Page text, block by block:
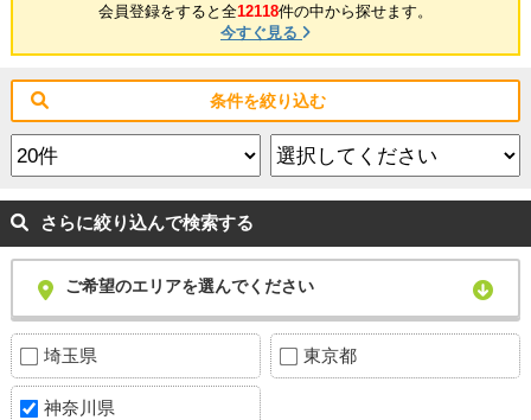
会員登録をすると全12118件の中から探せます。
今すぐ見る
条件を絞り込む
さらに絞り込んで検索する
ご希望のエリアを選んでください
埼玉県 東京都
神奈川県